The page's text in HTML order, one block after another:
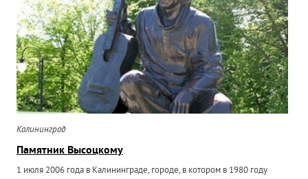
Калининград
Памятник Высоцкому
1 июля 2006 года в Калининграде, городе, в котором в 1980 году